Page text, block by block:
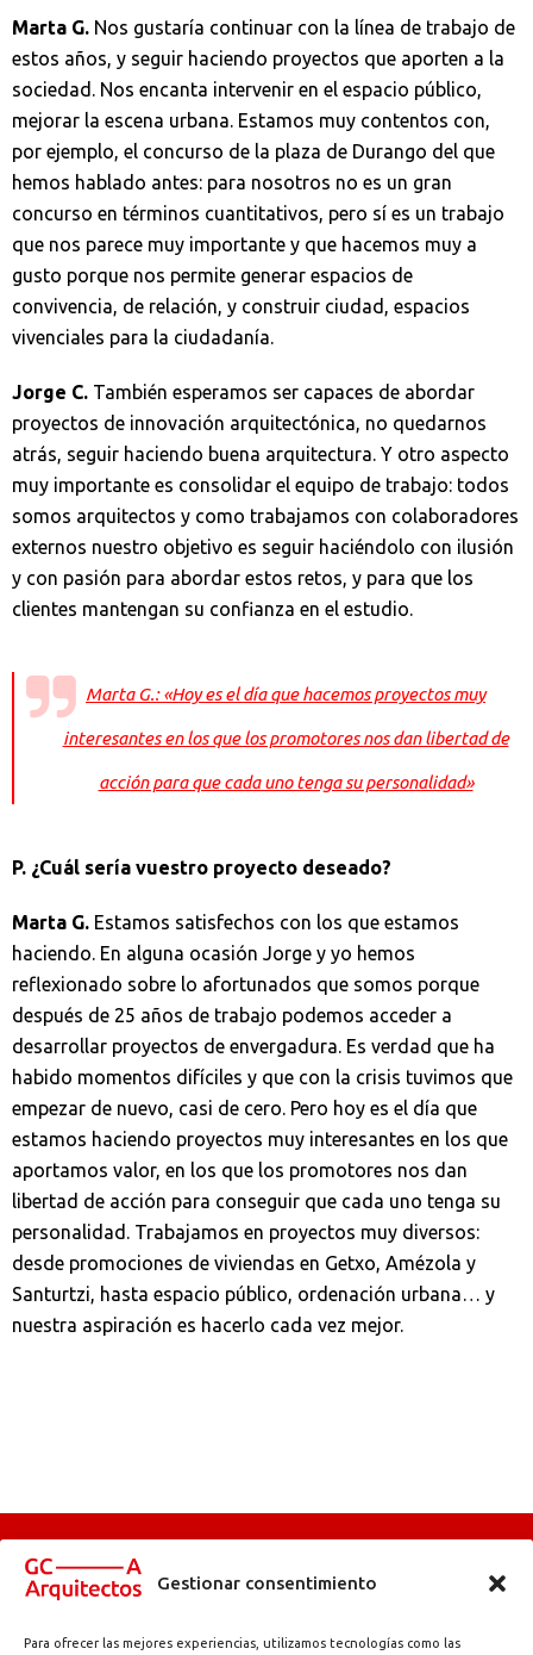
Gestionar consentimiento
Para ofrecer las mejores experiencias, utilizamos tecnologías como las
Marta G. Nos gustaría continuar con la línea de trabajo de
estos años, y seguir haciendo proyectos que aporten a la
sociedad. Nos encanta intervenir en el espacio público,
mejorar la escena urbana. Estamos muy contentos con,
por ejemplo, el concurso de la plaza de Durango del que
hemos hablado antes: para nosotros no es un gran
concurso en términos cuantitativos, pero sí es un trabajo
que nos parece muy importante y que hacemos muy a
gusto porque nos permite generar espacios de
convivencia, de relación, y construir ciudad, espacios
vivenciales para la ciudadanía.
Jorge C. También esperamos ser capaces de abordar
proyectos de innovación arquitectónica, no quedarnos
atrás, seguir haciendo buena arquitectura. Y otro aspecto
muy importante es consolidar el equipo de trabajo: todos
somos arquitectos y como trabajamos con colaboradores
externos nuestro objetivo es seguir haciéndolo con ilusión
y con pasión para abordar estos retos, y para que los
clientes mantengan su confianza en el estudio.
Marta G.: «Hoy es el día que hacemos proyectos muy
interesantes en los que los promotores nos dan libertad de
acción para que cada uno tenga su personalidad»
P. ¿Cuál sería vuestro proyecto deseado?
Marta G. Estamos satisfechos con los que estamos
haciendo. En alguna ocasión Jorge y yo hemos
reflexionado sobre lo afortunados que somos porque
después de 25 años de trabajo podemos acceder a
desarrollar proyectos de envergadura. Es verdad que ha
habido momentos difíciles y que con la crisis tuvimos que
empezar de nuevo, casi de cero. Pero hoy es el día que
estamos haciendo proyectos muy interesantes en los que
aportamos valor, en los que los promotores nos dan
libertad de acción para conseguir que cada uno tenga su
personalidad. Trabajamos en proyectos muy diversos:
desde promociones de viviendas en Getxo, Amézola y
Santurtzi, hasta espacio público, ordenación urbana… y
nuestra aspiración es hacerlo cada vez mejor.